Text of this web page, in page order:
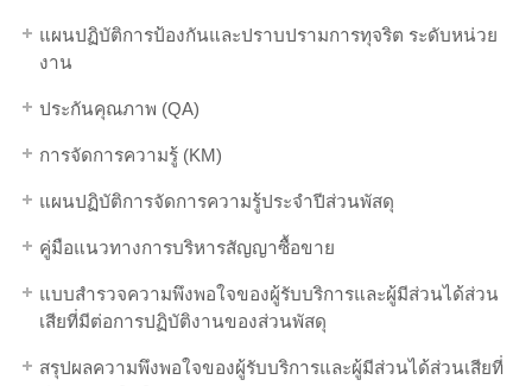
แผนปฏิบัติการป้องกันและปราบปรามการทุจริต ระดับหน่วย
งาน
ประกันคุณภาพ (QA)
การจัดการความรู้ (KM)
แผนปฏิบัติการจัดการความรู้ประจำปีส่วนพัสดุ
คู่มือแนวทางการบริหารสัญญาซื้อขาย
แบบสำรวจความพึงพอใจของผู้รับบริการและผู้มีส่วนได้ส่วน
เสียที่มีต่อการปฏิบัติงานของส่วนพัสดุ
สรุปผลความพึงพอใจของผู้รับบริการและผู้มีส่วนได้ส่วนเสียที่